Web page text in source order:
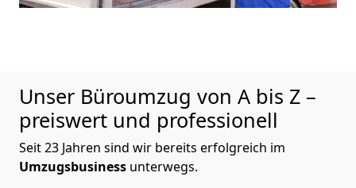
Unser Büroumzug von A bis Z –
preiswert und professionell
Seit 23 Jahren sind wir bereits erfolgreich im
Umzugsbusiness unterwegs.